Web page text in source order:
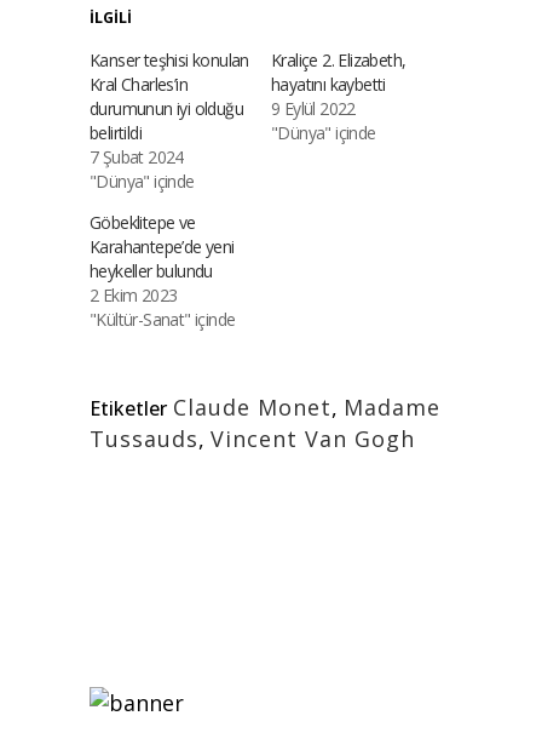
İLGILI
Kanser teşhisi konulan
Kral Charles’in
durumunun iyi olduğu
belirtildi
7 Şubat 2024
"Dünya" içinde
Kraliçe 2. Elizabeth,
hayatını kaybetti
9 Eylül 2022
"Dünya" içinde
Göbeklitepe ve
Karahantepe’de yeni
heykeller bulundu
2 Ekim 2023
"Kültür-Sanat" içinde
Etiketler Claude Monet, Madame
Tussauds, Vincent Van Gogh